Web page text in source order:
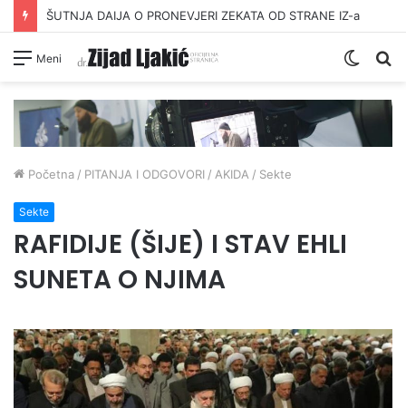
ŠUTNJA DAIJA O PRONEVJERI ZEKATA OD STRANE IZ-a
Meni
Switch
Početna / PITANJA I ODGOVORI / AKIDA / Sekte
Sekte
RAFIDIJE (ŠIJE) I STAV EHLI
SUNETA O NJIMA